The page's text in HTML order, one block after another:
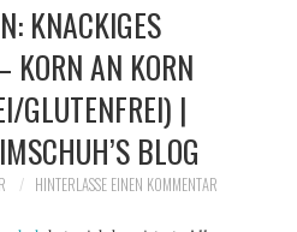
KNACKIGES
KORN AN KORN
GLUTENFREI) |
BLOG
HINTERLASSE EINEN KOMMENTAR